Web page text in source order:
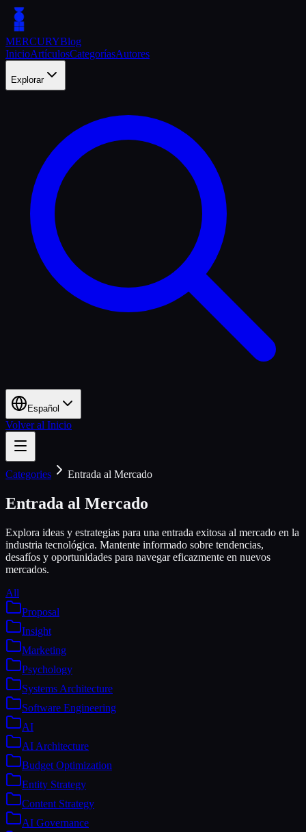
MERCURYBlog
InicioArtículosCategoríasAutores
Explorar
Español
Volver al Inicio
Categories Entrada al Mercado
Entrada al Mercado
Explora ideas y estrategias para una entrada exitosa al mercado en la
industria tecnológica. Mantente informado sobre tendencias,
desafíos y oportunidades para navegar eficazmente en nuevos
mercados.
All
Proposal
Insight
Marketing
Psychology
Systems Architecture
Software Engineering
AI
AI Architecture
Budget Optimization
Entity Strategy
Content Strategy
AI Governance